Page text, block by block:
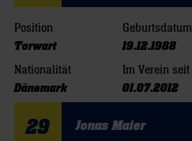
Position
Torwart
Geburtsdatum
19.12.1988
Nationalität
Dänemark
Im Verein seit
01.07.2012
29 Jonas Maier